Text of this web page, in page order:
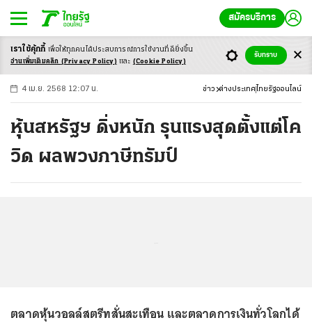
สมัครบริการ
-ก ก ก+
4 เม.ย. 2568 12:07 น. ข่าว ต่างประเทศ ไทยรัฐออนไลน์
หุ้นสหรัฐฯ ดิ่งหนัก รุนแรงสุดตั้งแต่โค
วิด ผลพวงภาษีทรัมป์
ตลาดหุ้นวอลล์สตรีทสั่นสะเทือน และตลาดการเงินทั่วโลกได้
เราใช้คุ้กกี้ เพื่อให้ทุกคนได้ประสบการณ์การใช้งานที่ดียิ่งขึ้น
อ่านเพิ่มเติมคลิก (Privacy Policy) และ (Cookie Policy)
รับทราบ